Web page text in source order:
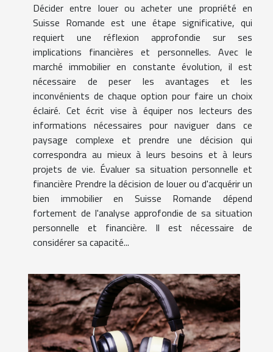
Décider entre louer ou acheter une propriété en
Suisse Romande est une étape significative, qui
requiert une réflexion approfondie sur ses
implications financières et personnelles. Avec le
marché immobilier en constante évolution, il est
nécessaire de peser les avantages et les
inconvénients de chaque option pour faire un choix
éclairé. Cet écrit vise à équiper nos lecteurs des
informations nécessaires pour naviguer dans ce
paysage complexe et prendre une décision qui
correspondra au mieux à leurs besoins et à leurs
projets de vie. Évaluer sa situation personnelle et
financière Prendre la décision de louer ou d'acquérir un
bien immobilier en Suisse Romande dépend
fortement de l'analyse approfondie de sa situation
personnelle et financière. Il est nécessaire de
considérer sa capacité...